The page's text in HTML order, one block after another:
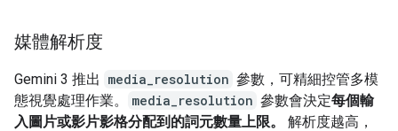
媒體解析度
Gemini 3 推出 media_resolution 參數，可精細控管多模
態視覺處理作業。
media_resolution 參數會決定每個輸
入圖片或影片影格分配到的詞元數量上限。
解析度越高，